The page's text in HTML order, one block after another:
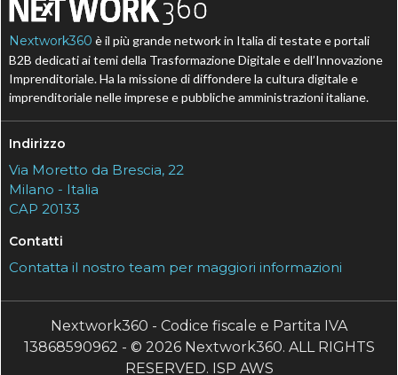
Nextwork360 è il più grande network in Italia di testate e portali
B2B dedicati ai temi della Trasformazione Digitale e dell’Innovazione
Imprenditoriale. Ha la missione di diffondere la cultura digitale e
imprenditoriale nelle imprese e pubbliche amministrazioni italiane.
Indirizzo
Via Moretto da Brescia, 22
Milano - Italia
CAP 20133
Contatti
Contatta il nostro team per maggiori informazioni
Nextwork360 - Codice fiscale e Partita IVA
13868590962 - © 2026 Nextwork360. ALL RIGHTS
RESERVED. ISP AWS